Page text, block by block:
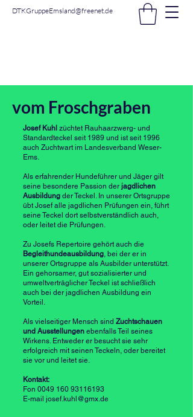
DTKGruppeEmsland@freenet.de
vom Froschgraben
Josef Kuhl züchtet Rauhaarzwerg- und
Standardteckel seit 1989 und ist seit 1996
auch Zuchtwart im Landesverband Weser-
Ems.
Als erfahrender Hundeführer und Jäger gilt
seine besondere Passion der jagdlichen
Ausbildung der Teckel. In unserer Ortsgruppe
übt Josef alle jagdlichen Prüfungen ein, führt
seine Teckel dort selbstverständlich auch,
oder leitet die Prüfungen.
Zu Josefs Repertoire gehört auch die
Begleithundeausbildung , bei der er in
unserer Ortsgruppe als Ausbilder unterstützt.
Ein gehorsamer, gut sozialisierter und
umweltverträglicher Teckel ist schließlich
auch bei der jagdlichen Ausbildung ein
Vorteil.
Als vielseitiger Mensch sind Zuchtschauen
und Ausstellungen ebenfalls Teil seines
Wirkens. Entweder er besucht sie sehr
erfolgreich mit seinen Teckeln, oder bereitet
sie vor und leitet sie.
Kontakt:
Fon 0049 160 93116193
E-mail josef.kuhl@gmx.de